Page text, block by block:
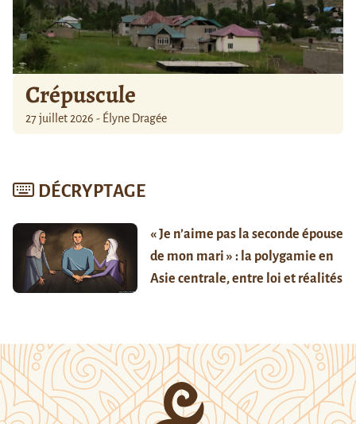
Crépuscule
27 juillet 2026 - Élyne Dragée
DÉCRYPTAGE
« Je n’aime pas la seconde épouse
de mon mari » : la polygamie en
Asie centrale, entre loi et réalités